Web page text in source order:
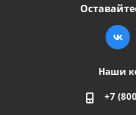
Наши
+7